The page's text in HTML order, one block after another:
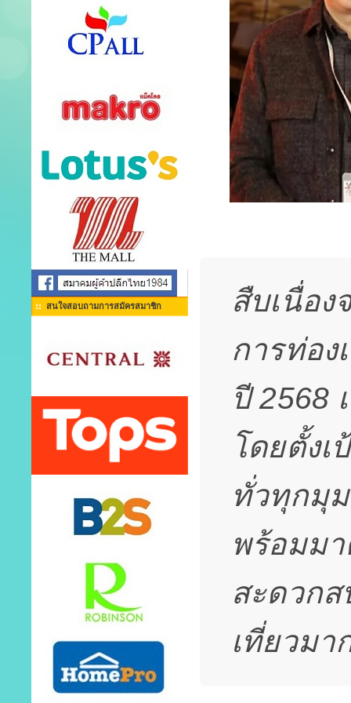
สนใจสอบถามการสมัครสมาชิก
สืบเนื่อง
การท่อง
ปี 2568
โดยตั้งเ
ทั่วทุกมุ
พร้อมม
สะดวกส
เที่ยวมา